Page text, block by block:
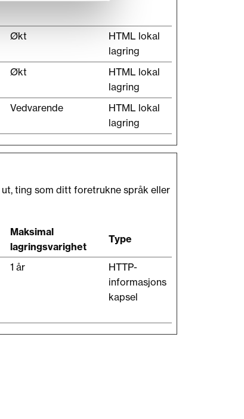
Økt
HTML lokal
lagring
Økt
HTML lokal
lagring
Vedvarende
HTML lokal
lagring
ting som ditt foretrukne språk eller
Maksimal
lagringsvarighet
Type
1 år
HTTP-
informasjons
kapsel